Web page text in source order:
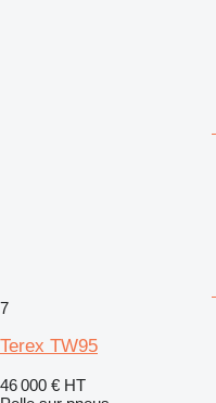
7
Terex TW95
46 000 € HT